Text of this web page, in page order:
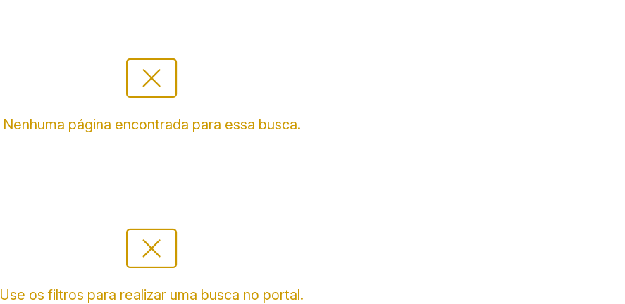
cancel_presentation
Nenhuma página encontrada para essa busca.
cancel_presentation
Use os filtros para realizar uma busca no portal.